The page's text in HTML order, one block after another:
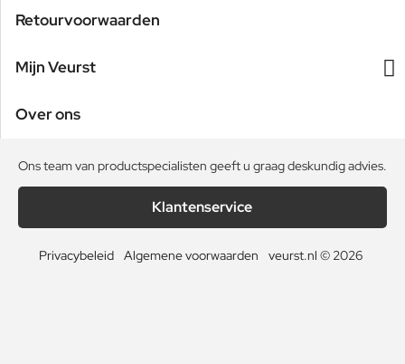
Retourvoorwaarden
Mijn Veurst
Over ons
Ons team van productspecialisten geeft u graag deskundig advies.
Klantenservice
Privacybeleid Algemene voorwaarden veurst.nl © 2026